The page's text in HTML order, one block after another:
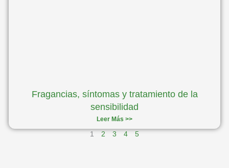
Fragancias, síntomas y tratamiento de la
sensibilidad
Leer Más >>
1 2 3 4 5